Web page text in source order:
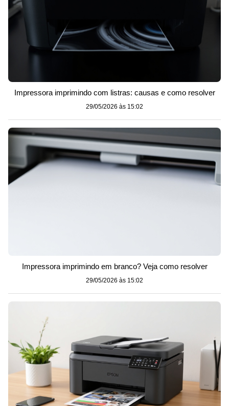
Impressora imprimindo com listras: causas e como resolver
29/05/2026 às 15:02
Impressora imprimindo em branco? Veja como resolver
29/05/2026 às 15:02